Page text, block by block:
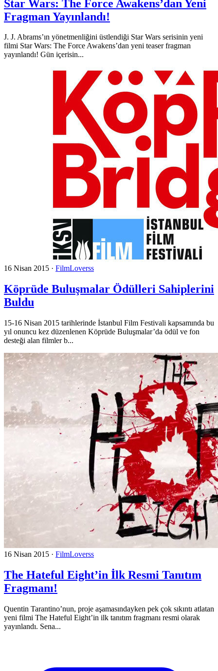
Star Wars: The Force Awakens’dan Yeni
Fragman Yayınlandı!
J. J. Abrams’ın yönetmenliğini üstlendiği Star Wars serisinin yeni
filmi Star Wars: The Force Awakens’dan yeni teaser fragman
yayınlandı! Gün içerisin...
16 Nisan 2015 · FilmLoverss
Köprüde Buluşmalar Ödülleri Sahiplerini
Buldu
15-16 Nisan 2015 tarihlerinde İstanbul Film Festivali kapsamında bu
yıl onuncu kez düzenlenen Köprüde Buluşmalar’da ödül ve fon
desteği alan filmler b...
16 Nisan 2015 · FilmLoverss
The Hateful Eight’in İlk Resmi Tanıtım
Fragmanı!
Quentin Tarantino’nun, proje aşamasındayken pek çok sıkıntı atlatan
yeni filmi The Hateful Eight’in ilk tanıtım fragmanı resmi olarak
yayınlandı. Sena...